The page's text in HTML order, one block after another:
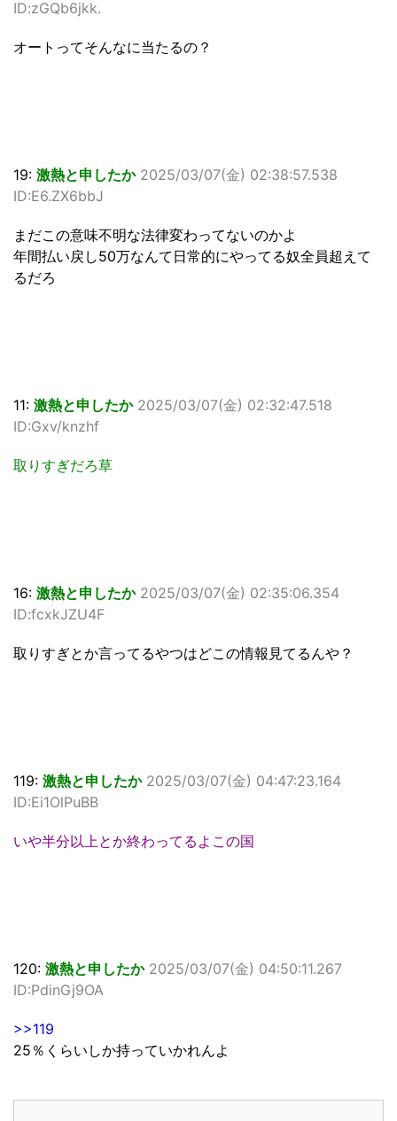
ID:zGQb6jkk.
オートってそんなに当たるの？
19: 激熱と申したか 2025/03/07(金) 02:38:57.538
ID:E6.ZX6bbJ
まだこの意味不明な法律変わってないのかよ
年間払い戻し50万なんて日常的にやってる奴全員超えて
るだろ
11: 激熱と申したか 2025/03/07(金) 02:32:47.518
ID:Gxv/knzhf
取りすぎだろ草
16: 激熱と申したか 2025/03/07(金) 02:35:06.354
ID:fcxkJZU4F
取りすぎとか言ってるやつはどこの情報見てるんや？
119: 激熱と申したか 2025/03/07(金) 04:47:23.164
ID:Ei1OlPuBB
いや半分以上とか終わってるよこの国
120: 激熱と申したか 2025/03/07(金) 04:50:11.267
ID:PdinGj9OA
>>119
25％くらいしか持っていかれんよ